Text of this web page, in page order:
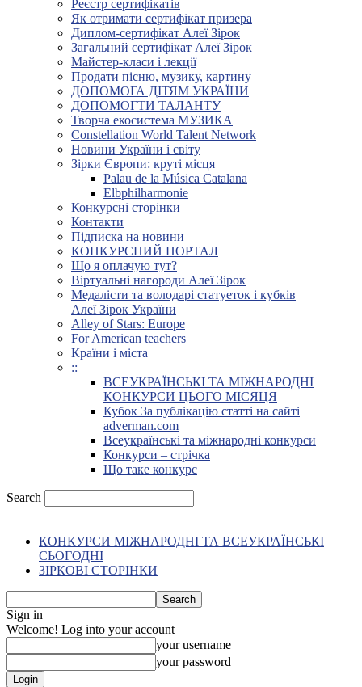
Реєстр сертифікатів
Як отримати сертифікат призера
Диплом-сертифікат Алеї Зірок
Загальний сертифікат Алеї Зірок
Майстер-класи і лекції
Продати пісню, музику, картину
ДОПОМОГА ДІТЯМ УКРАЇНИ
ДОПОМОГТИ ТАЛАНТУ
Творча екосистема МУЗИКА
Constellation World Talent Network
Новини України і світу
Зірки Європи: круті місця
Palau de la Música Catalana
Elbphilharmonie
Конкурсні сторінки
Контакти
Підписка на новини
КОНКУРСНИЙ ПОРТАЛ
Що я оплачую тут?
Віртуальні нагороди Алеї Зірок
Медалісти та володарі статуеток і кубків
Алеї Зірок України
Alley of Stars: Europe
For American teachers
Країни і міста
::
ВСЕУКРАЇНСЬКІ ТА МІЖНАРОДНІ
КОНКУРСИ ЦЬОГО МІСЯЦЯ
Кубок За публікацію статті на сайті
adverman.com
Всеукраїнські та міжнародні конкурси
Конкурси – стрічка
Що таке конкурс
Search
КОНКУРСИ МІЖНАРОДНІ ТА ВСЕУКРАЇНСЬКІ
СЬОГОДНІ
ЗІРКОВІ СТОРІНКИ
Sign in
Welcome! Log into your account
your username
your password